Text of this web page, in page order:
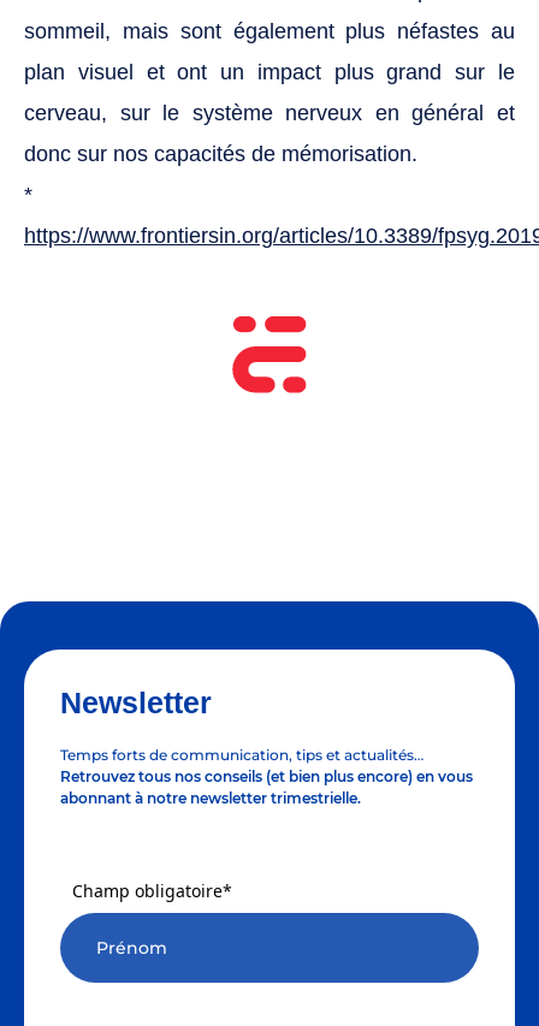
sommeil, mais sont également plus néfastes au
plan visuel et ont un impact plus grand sur le
cerveau, sur le système nerveux en général et
donc sur nos capacités de mémorisation.
*
https://www.frontiersin.org/articles/10.3389/
Newsletter
Temps forts de communication, tips et actualités…
Retrouvez tous nos conseils (et bien plus encore) en vous
abonnant à notre newsletter trimestrielle.
Champ obligatoire*